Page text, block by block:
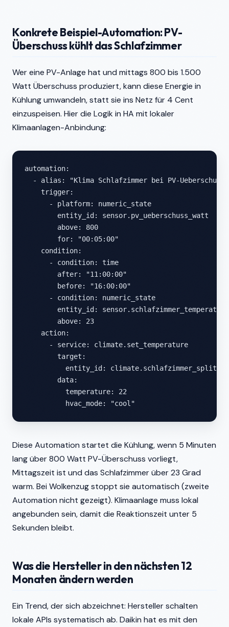
Konkrete Beispiel-Automation: PV-
Überschuss kühlt das Schlafzimmer
Wer eine PV-Anlage hat und mittags 800 bis 1.500
Watt Überschuss produziert, kann diese Energie in
Kühlung umwandeln, statt sie ins Netz für 4 Cent
einzuspeisen. Hier die Logik in HA mit lokaler
Klimaanlagen-Anbindung:
automation:
- alias: "Klima Schlafzimmer bei PV-Ueberschuss
    trigger:
      - platform: numeric_state
        entity_id: sensor.pv_ueberschuss_watt
        above: 800
        for: "00:05:00"
    condition:
      - condition: time
        after: "11:00:00"
        before: "16:00:00"
      - condition: numeric_state
        entity_id: sensor.schlafzimmer_temperatur
        above: 23
    action:
      - service: climate.set_temperature
        target:
          entity_id: climate.schlafzimmer_split
        data:
          temperature: 22
          hvac_mode: "cool"
Diese Automation startet die Kühlung, wenn 5 Minuten
lang über 800 Watt PV-Überschuss vorliegt,
Mittagszeit ist und das Schlafzimmer über 23 Grad
warm. Bei Wolkenzug stoppt sie automatisch (zweite
Automation nicht gezeigt). Klimaanlage muss lokal
angebunden sein, damit die Reaktionszeit unter 5
Sekunden bleibt.
Was die Hersteller in den nächsten 12
Monaten ändern werden
Ein Trend, der sich abzeichnet: Hersteller schalten
lokale APIs systematisch ab. Daikin hat es mit den